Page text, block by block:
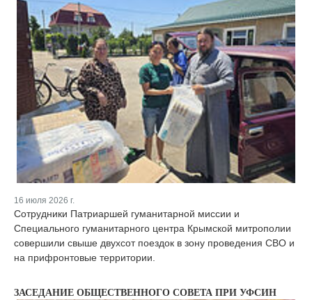
16 июля 2026 г.
Сотрудники Патриаршей гуманитарной миссии и
Специального гуманитарного центра Крымской митрополии
совершили свыше двухсот поездок в зону проведения СВО и
на прифронтовые территории.
ЗАСЕДАНИЕ ОБЩЕСТВЕННОГО СОВЕТА ПРИ УФСИН